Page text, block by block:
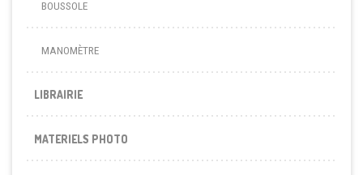
BOUSSOLE
MANOMÈTRE
LIBRAIRIE
MATERIELS PHOTO